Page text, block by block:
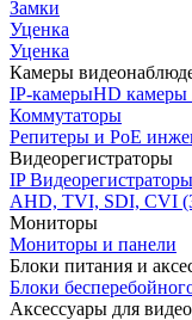
Замки
Уценка
Уценка
Камеры
IP-камерыHD
Коммутаторы
Репитеры и PoE
Видеорегистраторы
IP
AHD, TVI, SDI, CVI
Мониторы
Мониторы и панели
Блоки питания и
Блоки
Аксессуары для